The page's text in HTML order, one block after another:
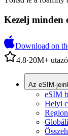
Kezelj minden
Download on
4.8·20M+
Az eSIM-
eSIM
Helyi